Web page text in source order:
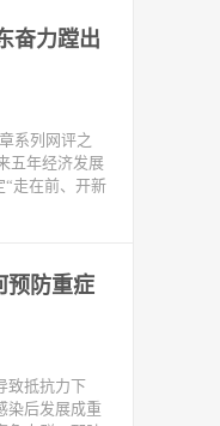
奋力蹚出
系列网评之
五年经济发展
“走在前、开新
预防重症
致抵抗力下
染后发展成重